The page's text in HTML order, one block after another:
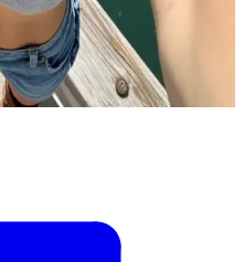
a ona wyzywa cię do
przy tym uszczypliwych